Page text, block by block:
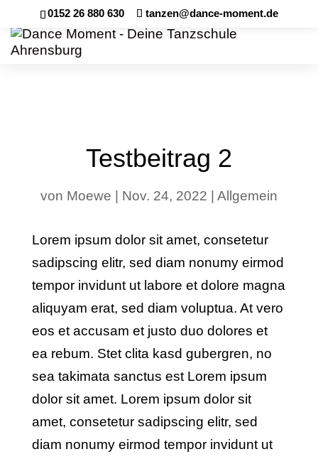
0152 26 880 630 tanzen@dance-moment.de
Testbeitrag 2
von Moewe Nov. 24, 2022 Allgemein
Lorem ipsum dolor sit amet, consetetur
sadipscing elitr, sed diam nonumy eirmod
tempor invidunt ut labore et dolore magna
aliquyam erat, sed diam voluptua. At vero
eos et accusam et justo duo dolores et
ea rebum. Stet clita kasd gubergren, no
sea takimata sanctus est Lorem ipsum
dolor sit amet. Lorem ipsum dolor sit
amet, consetetur sadipscing elitr, sed
diam nonumy eirmod tempor invidunt ut